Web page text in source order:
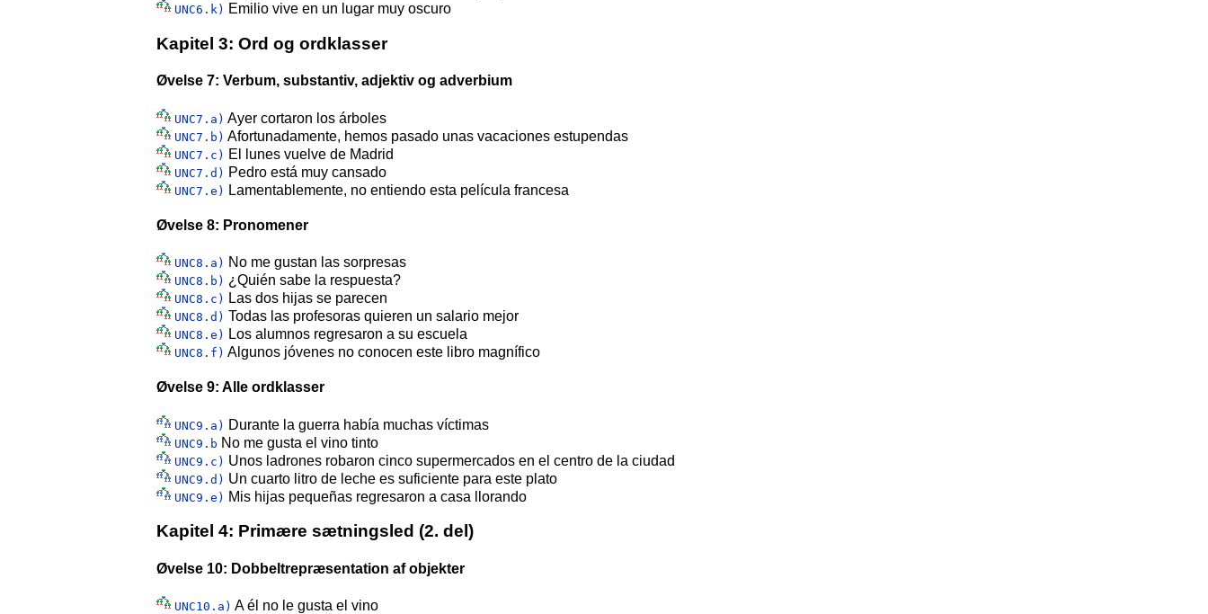
UNC6.k) Emilio vive en un lugar muy oscuro
Kapitel 3: Ord og ordklasser
Øvelse 7: Verbum, substantiv, adjektiv og adverbium
UNC7.a) Ayer cortaron los árboles
UNC7.b) Afortunadamente, hemos pasado unas vacaciones estupendas
UNC7.c) El lunes vuelve de Madrid
UNC7.d) Pedro está muy cansado
UNC7.e) Lamentablemente, no entiendo esta película francesa
Øvelse 8: Pronomener
UNC8.a) No me gustan las sorpresas
UNC8.b) ¿Quién sabe la respuesta?
UNC8.c) Las dos hijas se parecen
UNC8.d) Todas las profesoras quieren un salario mejor
UNC8.e) Los alumnos regresaron a su escuela
UNC8.f) Algunos jóvenes no conocen este libro magnífico
Øvelse 9: Alle ordklasser
UNC9.a) Durante la guerra había muchas víctimas
UNC9.b No me gusta el vino tinto
UNC9.c) Unos ladrones robaron cinco supermercados en el centro de la ciudad
UNC9.d) Un cuarto litro de leche es suficiente para este plato
UNC9.e) Mis hijas pequeñas regresaron a casa llorando
Kapitel 4: Primære sætningsled (2. del)
Øvelse 10: Dobbeltrepræsentation af objekter
UNC10.a) A él no le gusta el vino